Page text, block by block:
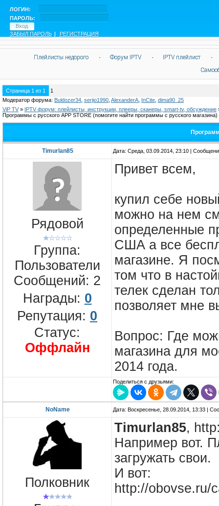
ЛОГИН:
ПАРОЛЬ:
ЗАБЫЛ ПАРОЛЬ | РЕГИСТРАЦИЯ
Плейлисты недорого · Форум IPTV · IPTV плейлист
·
Страница 1 из 1
1
Модератор форума: Buldozer34 serjio1990 AlexanderA InCite dima90_25
ViP TV » IPTV форум: плейлисты, инструкции, плееры, сканеры, smart-tv, обсуждение
Программы с русского APP STORE (помогите найти программы с русского магазина)
Timurlan85 Дата: Среда, 03.09.2014, 23:10 |
Рядовой
Группа:
Пользователи
Сообщений: 2
Награды: 0
Репутация: 0
Статус:
Оффлайн
Привет всем,
купил себе
можно на нем
определенные
США а все
магазине. Я
том что в
телек сделан
позволяет мне
Вопрос: Где
магазина для
2014 года.
Поделиться с друзьями:
NoName Дата: Воскресенье, 28.09.2014, 13:33 |
Полковник
Timurlan85,
Например вот.
загружать свои.
И вот:
http://obovse.ru/